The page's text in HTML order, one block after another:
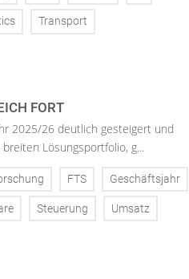
Transport
FORT
2025/26 deutlich gesteigert und
Lösungsportfolio, g...
FTS Geschäftsjahr
Steuerung Umsatz